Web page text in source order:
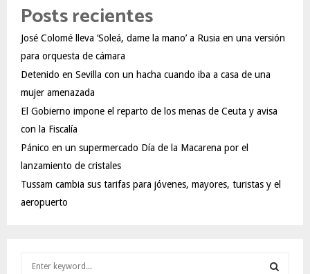
Posts recientes
José Colomé lleva ‘Soleá, dame la mano’ a Rusia en una versión
para orquesta de cámara
Detenido en Sevilla con un hacha cuando iba a casa de una
mujer amenazada
El Gobierno impone el reparto de los menas de Ceuta y avisa
con la Fiscalía
Pánico en un supermercado Día de la Macarena por el
lanzamiento de cristales
Tussam cambia sus tarifas para jóvenes, mayores, turistas y el
aeropuerto